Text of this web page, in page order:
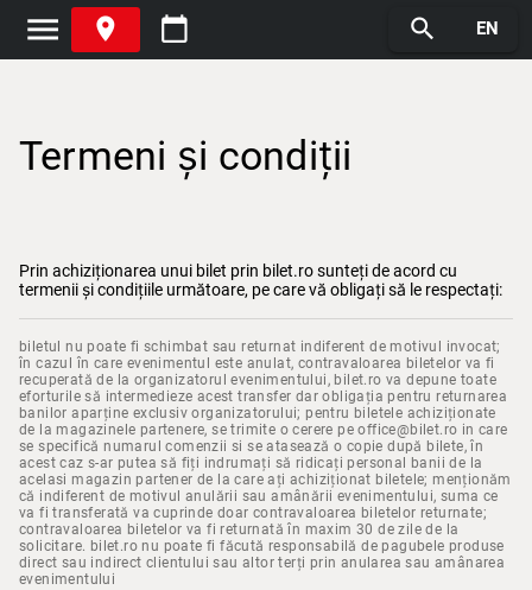
menu place calendar_today search EN
Termeni și condiții
Prin achiziționarea unui bilet prin bilet.ro sunteți de acord cu
termenii și condițiile următoare, pe care vă obligați să le respectați:
biletul nu poate fi schimbat sau returnat indiferent de motivul invocat;
în cazul în care evenimentul este anulat, contravaloarea biletelor va fi
recuperată de la organizatorul evenimentului, bilet.ro va depune toate
eforturile să intermedieze acest transfer dar obligația pentru returnarea
banilor aparține exclusiv organizatorului; pentru biletele achiziționate
de la magazinele partenere, se trimite o cerere pe office@bilet.ro in care
se specifică numarul comenzii si se atasează o copie după bilete, în
acest caz s-ar putea să fiți indrumați să ridicați personal banii de la
acelasi magazin partener de la care ați achiziționat biletele; menționăm
că indiferent de motivul anulării sau amânării evenimentului, suma ce
va fi transferată va cuprinde doar contravaloarea biletelor returnate;
contravaloarea biletelor va fi returnată în maxim 30 de zile de la
solicitare. bilet.ro nu poate fi făcută responsabilă de pagubele produse
direct sau indirect clientului sau altor terți prin anularea sau amânarea
evenimentului